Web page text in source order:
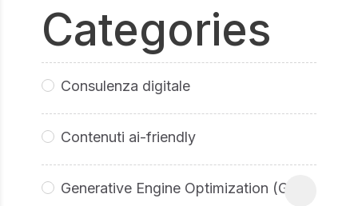
Categories
Consulenza digitale
Contenuti ai-friendly
Generative Engine Optimization (GEO